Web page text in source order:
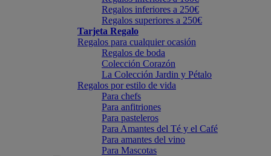
Regalos inferiores a 250€
Regalos superiores a 250€
Tarjeta Regalo
Regalos para cualquier ocasión
Regalos de boda
Colección Corazón
La Colección Jardin y Pétalo
Regalos por estilo de vida
Para chefs
Para anfitriones
Para pasteleros
Para Amantes del Té y el Café
Para amantes del vino
Para Mascotas